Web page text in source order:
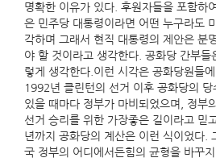
명확한 이유가 있다. 후원자들을 포함하
은 민주당 대통령이라면 어떤 누구라도
각하며 그래서 현직 대통령의 제안은 분
야 할 것이라고 생각한다. 공화당 간부들
렇게 생각한다.이런 시각은 공화당원들
1992년 클린턴의 선거 이후 공화당의 당
있을 때마다 정부가 마비되었으며, 정부
선거 승리를 위한 가장좋은 길이라고 믿
년까지 공화당의 계산은 이런 식이었다.
국 정부의 어디에서든힘의 균형을 바꾸